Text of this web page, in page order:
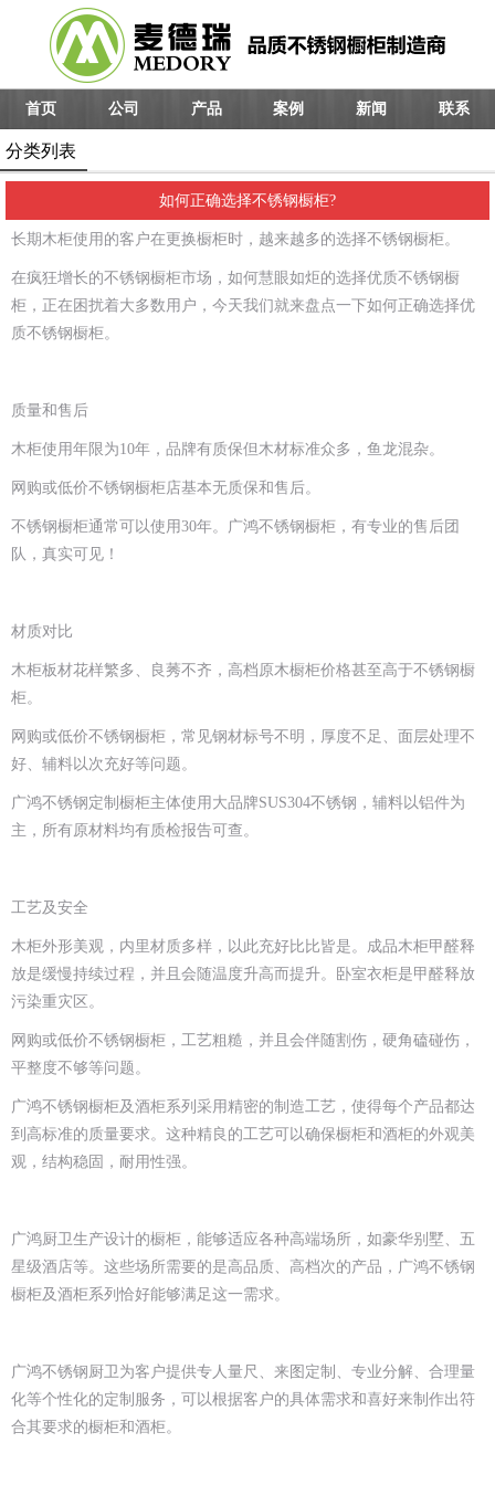
首页 公司 产品 案例 新闻 联系
分类列表
如何正确选择不锈钢橱柜?
长期木柜使用的客户在更换橱柜时，越来越多的选择不锈钢橱柜。
在疯狂增长的不锈钢橱柜市场，如何慧眼如炬的选择优质不锈钢橱
柜，正在困扰着大多数用户，今天我们就来盘点一下如何正确选择优
质不锈钢橱柜。
质量和售后
木柜使用年限为10年，品牌有质保但木材标准众多，鱼龙混杂。
网购或低价不锈钢橱柜店基本无质保和售后。
不锈钢橱柜通常可以使用 30年。广鸿不锈钢橱柜，有专业的售后团
队，真实可见！
材质对比
木柜板材花样繁多、良莠不齐，高档原木橱柜价格甚至高于不锈钢橱
柜。
网购或低价不锈钢橱柜，常见钢材标号不明，厚度不足、面层处理不
好、辅料以次充好等问题。
广鸿不锈钢定制橱柜主体使用大品牌SUS304不锈钢，辅料以铝件为
主，所有原材料均有质检报告可查。
工艺及安全
木柜外形美观，内里材质多样，以此充好比比皆是。成品木柜甲醛释
放是缓慢持续过程，并且会随温度升高而提升。卧室衣柜是甲醛释放
污染重灾区。
网购或低价不锈钢橱柜，工艺粗糙，并且会伴随割伤，硬角磕碰伤，
平整度不够等问题。
广鸿不锈钢橱柜及酒柜系列采用精密的制造工艺，使得每个产品都达
到高标准的质量要求。这种精良的工艺可以确保橱柜和酒柜的外观美
观，结构稳固，耐用性强。
广鸿厨卫生产设计的橱柜，能够适应各种高端场所，如豪华别墅、五
星级酒店等。这些场所需要的是高品质、高档次的产品，广鸿不锈钢
橱柜及酒柜系列恰好能够满足这一需求。
广鸿不锈钢厨卫为客户提供专人量尺、来图定制、专业分解、合理量
化等个性化的定制服务，可以根据客户的具体需求和喜好来制作出符
合其要求的橱柜和酒柜。